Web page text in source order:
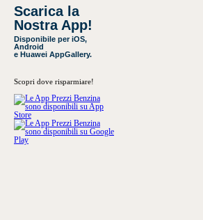
Scarica la
Nostra App!
Disponibile per iOS,
Android
e Huawei AppGallery.
Scopri dove risparmiare!